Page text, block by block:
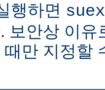
행하면
보안상 이유
때만 지정할